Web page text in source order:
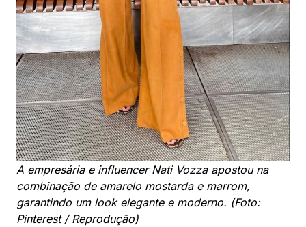
A empresária e influencer Nati Vozza apostou na
combinação de amarelo mostarda e marrom,
garantindo um look elegante e moderno. (Foto:
Pinterest / Reprodução)